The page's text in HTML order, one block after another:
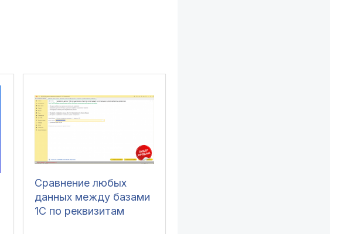
Сравнение любых
данных между базами
1С по реквизитам